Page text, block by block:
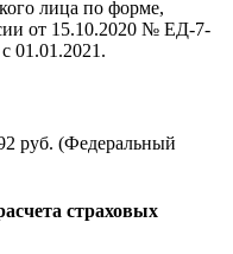
лица по форме,
от 15.10.2020 № ЕД-7-
01.01.2021.
руб. (Федеральный
страховых